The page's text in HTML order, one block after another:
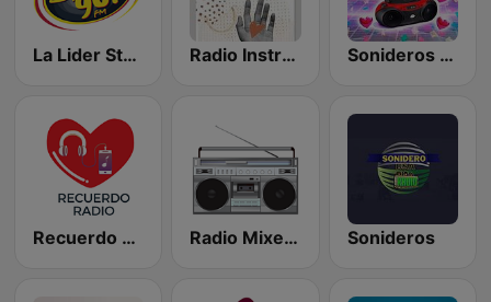
La Lider Stereo ZER 96.5 Radio Instrumental Cristiana Sonideros de PUEBLA
Recuerdo Radio Radio Mixes FM Sonideros